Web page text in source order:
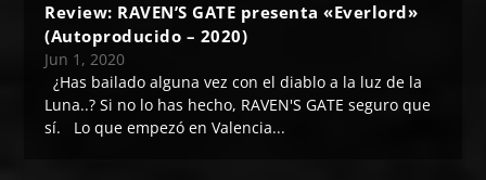
Review: RAVEN’S GATE presenta «Everlord»
(Autoproducido – 2020)
Jun 1, 2020
¿Has bailado alguna vez con el diablo a la luz de la
Luna..? Si no lo has hecho, RAVEN'S GATE seguro que
sí. Lo que empezó en Valencia...